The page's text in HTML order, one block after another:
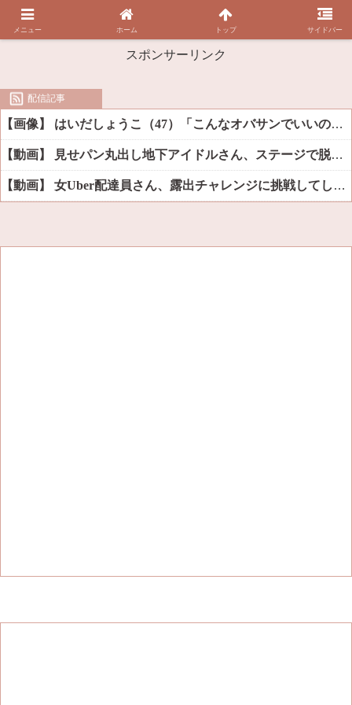
スポンサーリンク
配信記事
【画像】 はいだしょうこ（47）「こんなオバサンでいいの…？」
【動画】 見せパン丸出し地下アイドルさん、ステージで脱いでしまう
【動画】 女Uber配達員さん、露出チャレンジに挑戦してしまうｗｗｗｗ
メニュー ホーム トップ サイドバー